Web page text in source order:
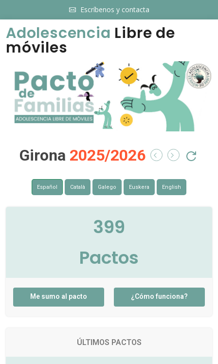
Escríbenos y contacta
Adolescencia Libre de
móviles
Girona 2025/2026
Español Català Galego Euskera English
399
Pactos
Me sumo al pacto ¿Cómo funciona?
ÚLTIMOS PACTOS